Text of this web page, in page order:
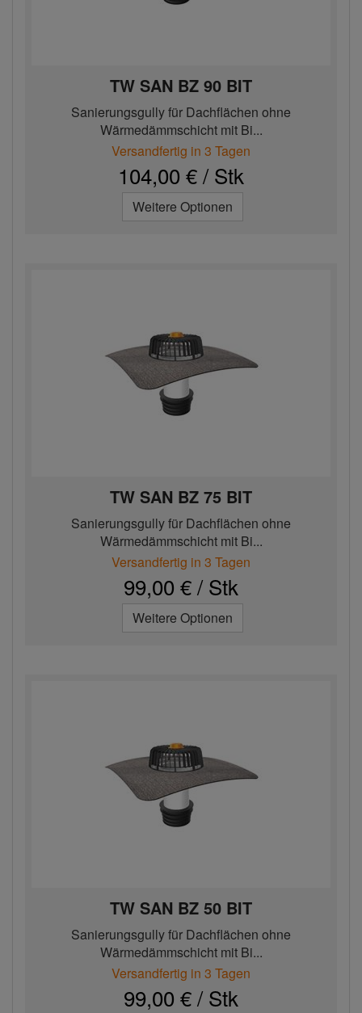
TW SAN BZ 90 BIT
Sanierungsgully für Dachflächen ohne
Wärmedämmschicht mit Bi...
Versandfertig in 3 Tagen
104,00 € / Stk
Weitere Optionen
TW SAN BZ 75 BIT
Sanierungsgully für Dachflächen ohne
Wärmedämmschicht mit Bi...
Versandfertig in 3 Tagen
99,00 € / Stk
Weitere Optionen
TW SAN BZ 50 BIT
Sanierungsgully für Dachflächen ohne
Wärmedämmschicht mit Bi...
Versandfertig in 3 Tagen
99,00 € / Stk